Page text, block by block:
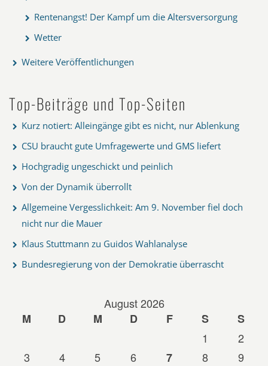
Rentenangst! Der Kampf um die Altersversorgung
Wetter
Weitere Veröffentlichungen
Top-Beiträge und Top-Seiten
Kurz notiert: Alleingänge gibt es nicht, nur Ablenkung
CSU braucht gute Umfragewerte und GMS liefert
Hochgradig ungeschickt und peinlich
Von der Dynamik überrollt
Allgemeine Vergesslichkeit: Am 9. November fiel doch
nicht nur die Mauer
Klaus Stuttmann zu Guidos Wahlanalyse
Bundesregierung von der Demokratie überrascht
August 2026
M
D M D F S
S
1
2
3
4 5 6 7 8
9